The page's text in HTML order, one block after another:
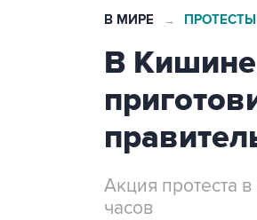
В МИРЕ →
В
Акция протеста
часов